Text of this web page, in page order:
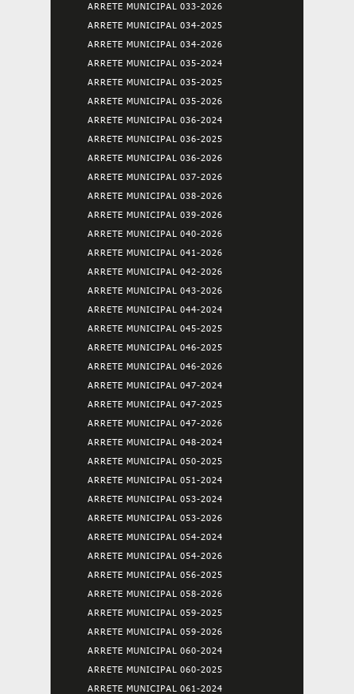
ARRETE MUNICIPAL 033-2026
ARRETE MUNICIPAL 034-2025
ARRETE MUNICIPAL 034-2026
ARRETE MUNICIPAL 035-2024
ARRETE MUNICIPAL 035-2025
ARRETE MUNICIPAL 035-2026
ARRETE MUNICIPAL 036-2024
ARRETE MUNICIPAL 036-2025
ARRETE MUNICIPAL 036-2026
ARRETE MUNICIPAL 037-2026
ARRETE MUNICIPAL 038-2026
ARRETE MUNICIPAL 039-2026
ARRETE MUNICIPAL 040-2026
ARRETE MUNICIPAL 041-2026
ARRETE MUNICIPAL 042-2026
ARRETE MUNICIPAL 043-2026
ARRETE MUNICIPAL 044-2024
ARRETE MUNICIPAL 045-2025
ARRETE MUNICIPAL 046-2025
ARRETE MUNICIPAL 046-2026
ARRETE MUNICIPAL 047-2024
ARRETE MUNICIPAL 047-2025
ARRETE MUNICIPAL 047-2026
ARRETE MUNICIPAL 048-2024
ARRETE MUNICIPAL 050-2025
ARRETE MUNICIPAL 051-2024
ARRETE MUNICIPAL 053-2024
ARRETE MUNICIPAL 053-2026
ARRETE MUNICIPAL 054-2024
ARRETE MUNICIPAL 054-2026
ARRETE MUNICIPAL 056-2025
ARRETE MUNICIPAL 058-2026
ARRETE MUNICIPAL 059-2025
ARRETE MUNICIPAL 059-2026
ARRETE MUNICIPAL 060-2024
ARRETE MUNICIPAL 060-2025
ARRETE MUNICIPAL 061-2024